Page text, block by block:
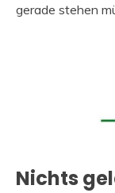
gerade stehen
Nichts